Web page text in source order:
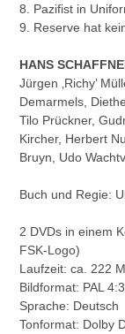
8. Pazifist in
9. Reserve hat
HANS
Jürgen ‚Richy’
Demarmels,
Tilo Prückner,
Kircher, Herbert
Bruyn, Udo
Buch und Regie:
2 DVDs in einem
FSK-Logo)
Laufzeit: ca. 222
Bildformat: PAL 4:3
Sprache: Deutsch
Tonformat: Dolby